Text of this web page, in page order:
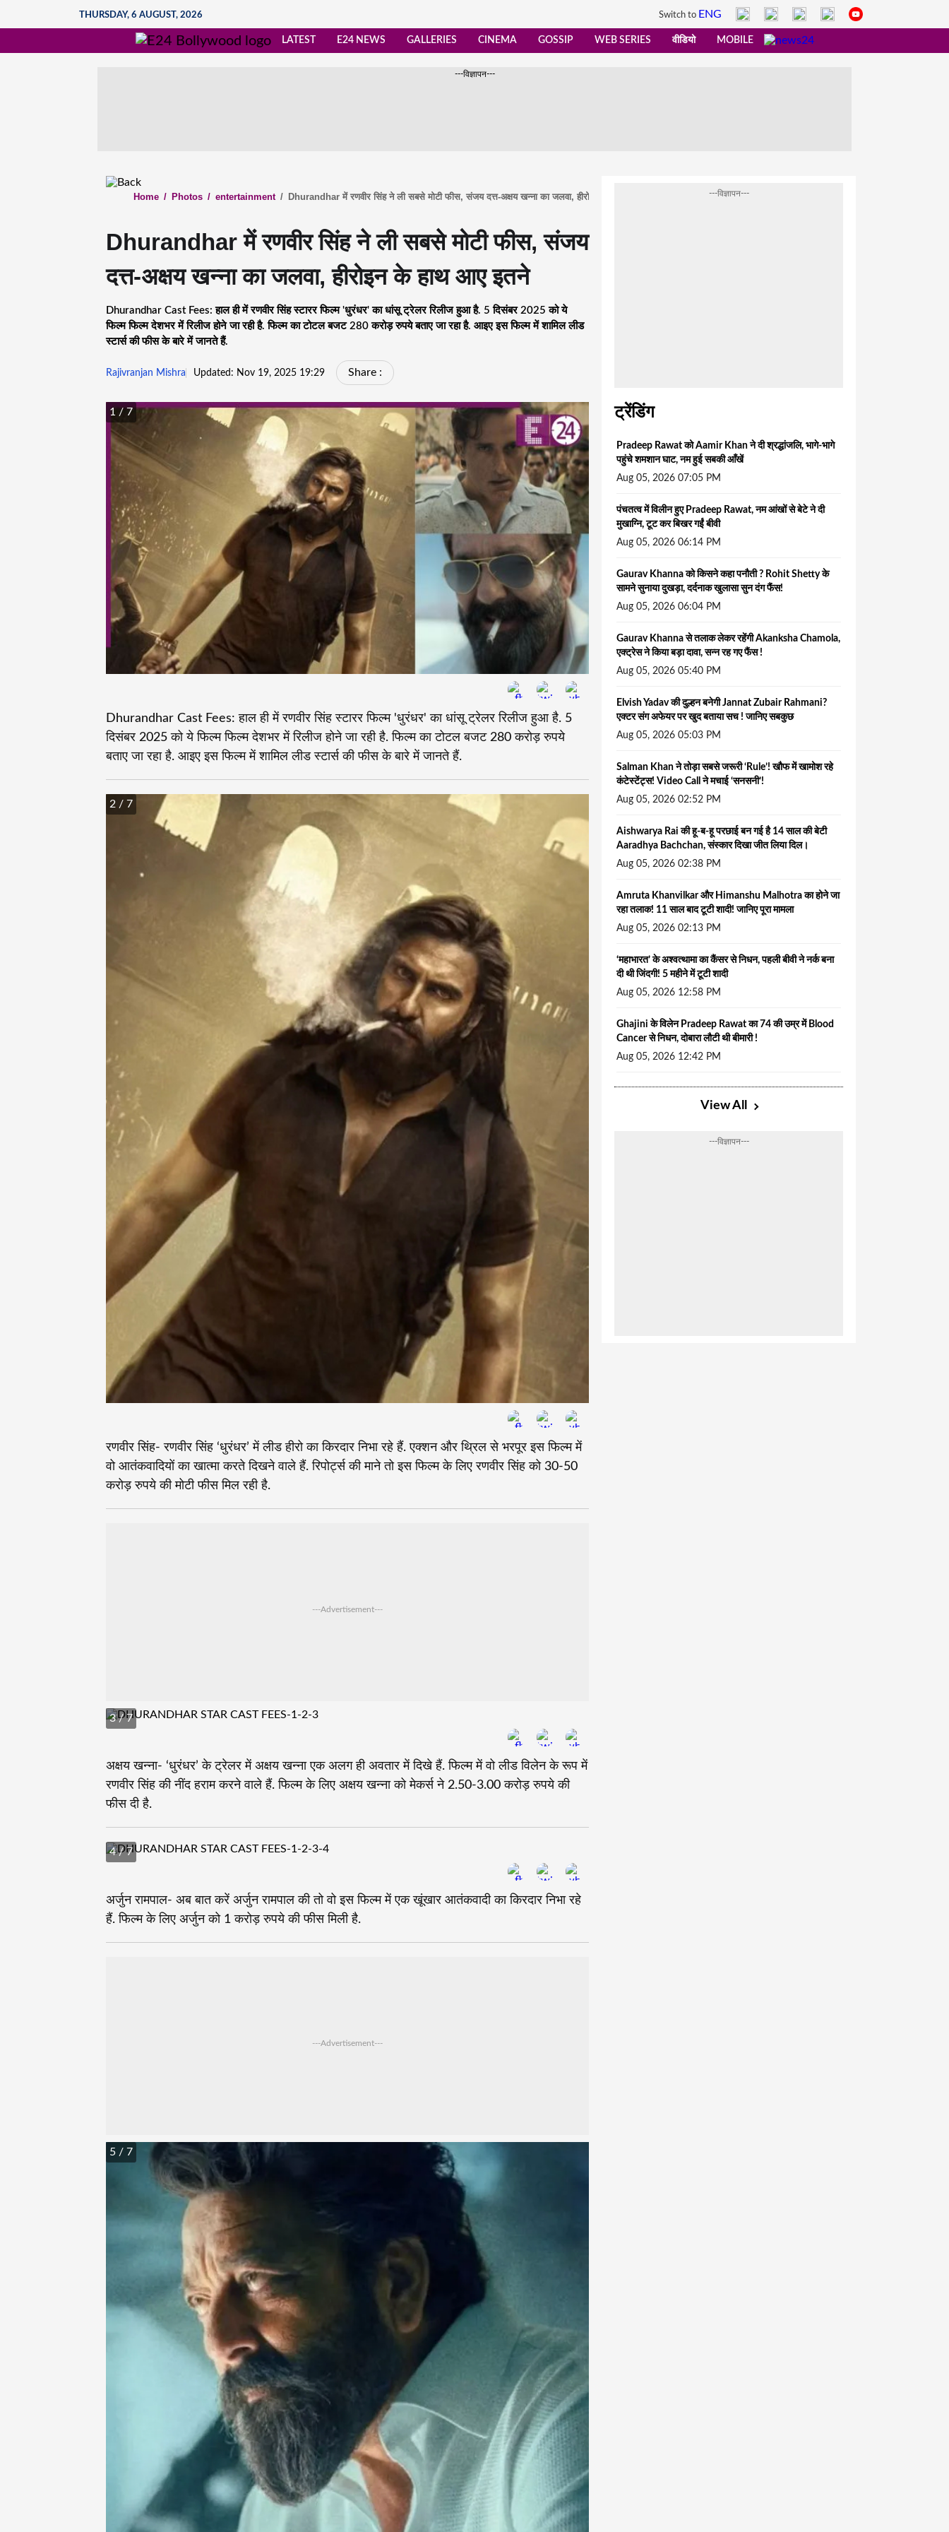
THURSDAY, 6 AUGUST, 2026 Switch to ENG
LATEST E24 NEWS GALLERIES CINEMA GOSSIP WEB SERIES वीडियो MOBILE
---विज्ञापन---
Home / Photos / entertainment / Dhurandhar में रणवीर सिंह ने ली सबसे मोटी फीस, संजय दत्त-अक्षय खन्ना का जलवा, हीरोइन के हाथ आए इतने
Dhurandhar में रणवीर सिंह ने ली सबसे मोटी फीस, संजय
दत्त-अक्षय खन्ना का जलवा, हीरोइन के हाथ आए इतने
Dhurandhar Cast Fees: हाल ही में रणवीर सिंह स्टारर फिल्म 'धुरंधर' का धांसू ट्रेलर रिलीज हुआ है. 5 दिसंबर 2025 को ये
फिल्म फिल्म देशभर में रिलीज होने जा रही है. फिल्म का टोटल बजट 280 करोड़ रुपये बताए जा रहा है. आइए इस फिल्म में शामिल लीड
स्टार्स की फीस के बारे में जानते हैं.
Rajivranjan Mishra Updated: Nov 19, 2025 19:29 Share :
1 / 7
Dhurandhar Cast Fees: हाल ही में रणवीर सिंह स्टारर फिल्म 'धुरंधर' का धांसू ट्रेलर रिलीज हुआ है. 5
दिसंबर 2025 को ये फिल्म फिल्म देशभर में रिलीज होने जा रही है. फिल्म का टोटल बजट 280 करोड़ रुपये
बताए जा रहा है. आइए इस फिल्म में शामिल लीड स्टार्स की फीस के बारे में जानते हैं.
2/ 7
रणवीर सिंह- रणवीर सिंह ‘धुरंधर’ में लीड हीरो का किरदार निभा रहे हैं. एक्शन और थ्रिल से भरपूर इस फिल्म में
वो आतंकवादियों का खात्मा करते दिखने वाले हैं. रिपोर्ट्स की माने तो इस फिल्म के लिए रणवीर सिंह को 30-50
करोड़ रुपये की मोटी फीस मिल रही है.
---Advertisement---
3/ 7
अक्षय खन्‍ना- ‘धुरंधर’ के ट्रेलर में अक्षय खन्‍ना एक अलग ही अवतार में दिखे हैं. फिल्म में वो लीड विलेन के रूप में
रणवीर सिंह की नींद हराम करने वाले हैं. फिल्म के लिए अक्षय खन्ना को मेकर्स ने 2.50-3.00 करोड़ रुपये की
फीस दी है.
4/ 7
अर्जुन रामपाल- अब बात करें अर्जुन रामपाल की तो वो इस फिल्म में एक खूंखार आतंकवादी का किरदार निभा रहे
हैं. फिल्म के लिए अर्जुन को 1 करोड़ रुपये की फीस मिली है.
---Advertisement---
5/ 7
---विज्ञापन---
ट्रेंडिंग
Pradeep Rawat को Aamir Khan ने दी श्रद्धांजलि, भागे-भागे
पहुंचे शमशान घाट, नम हुई सबकी आँखें
Aug 05, 2026 07:05 PM
पंचतत्व में विलीन हुए Pradeep Rawat, नम आंखों से बेटे ने दी
मुखाग्नि, टूट कर बिखर गईं बीवी
Aug 05, 2026 06:14 PM
Gaurav Khanna को किसने कहा पनौती ? Rohit Shetty के
सामने सुनाया दुखड़ा, दर्दनाक खुलासा सुन दंग फैंस!
Aug 05, 2026 06:04 PM
Gaurav Khanna से तलाक लेकर रहेंगी Akanksha Chamola,
एक्ट्रेस ने किया बड़ा दावा, सन्न रह गए फैंस !
Aug 05, 2026 05:40 PM
Elvish Yadav की दुल्हन बनेगी Jannat Zubair Rahmani?
एक्टर संग अफेयर पर खुद बताया सच ! जानिए सबकुछ
Aug 05, 2026 05:03 PM
Salman Khan ने तोड़ा सबसे जरूरी ‘Rule’! खौफ में खामोश रहे
कंटेस्टेंट्स! Video Call ने मचाई ‘सनसनी’!
Aug 05, 2026 02:52 PM
Aishwarya Rai की हू-ब-हू परछाई बन गई है 14 साल की बेटी
Aaradhya Bachchan, संस्कार दिखा जीत लिया दिल।
Aug 05, 2026 02:38 PM
Amruta Khanvilkar और Himanshu Malhotra का होने जा
रहा तलाक! 11 साल बाद टूटी शादी! जानिए पूरा मामला
Aug 05, 2026 02:13 PM
‘महाभारत’ के अश्वत्थामा का कैंसर से निधन, पहली बीवी ने नर्क बना
दी थी जिंदगी! 5 महीने में टूटी शादी
Aug 05, 2026 12:58 PM
Ghajini के विलेन Pradeep Rawat का 74 की उम्र में Blood
Cancer से निधन, दोबारा लौटी थी बीमारी !
Aug 05, 2026 12:42 PM
View All
---विज्ञापन---